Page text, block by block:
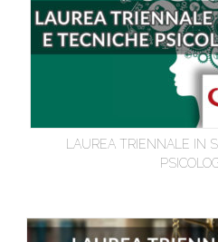
LAUREA TRIENNALE IN